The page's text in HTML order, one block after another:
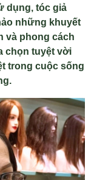
dụng, tóc giả
những khuyết
và phong cách
chọn tuyệt vời
trong cuộc sống